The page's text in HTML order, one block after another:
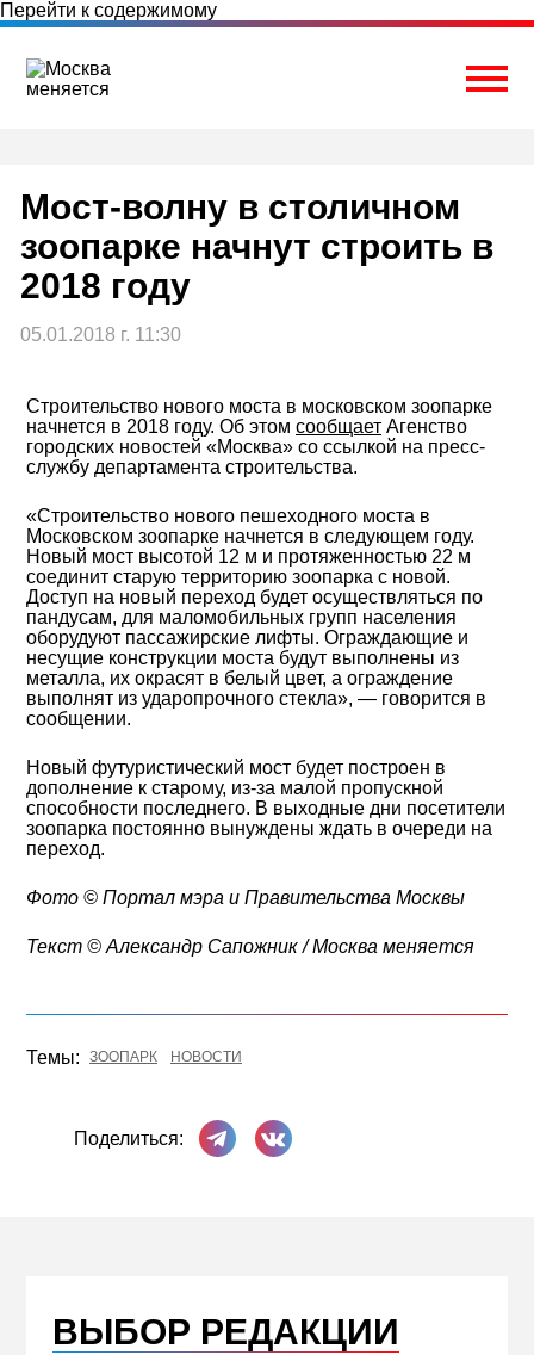
Перейти к содержимому
Мост-волну в столичном
зоопарке начнут строить в
2018 году
05.01.2018 г. 11:30
Строительство нового моста в московском зоопарке
начнется в 2018 году. Об этом сообщает Агенство
городских новостей «Москва» со ссылкой на пресс-
службу департамента строительства.
«Строительство нового пешеходного моста в
Московском зоопарке начнется в следующем году.
Новый мост высотой 12 м и протяженностью 22 м
соединит старую территорию зоопарка с новой.
Доступ на новый переход будет осуществляться по
пандусам, для маломобильных групп населения
оборудуют пассажирские лифты. Ограждающие и
несущие конструкции моста будут выполнены из
металла, их окрасят в белый цвет, а ограждение
выполнят из ударопрочного стекла», — говорится в
сообщении.
Новый футуристический мост будет построен в
дополнение к старому, из-за малой пропускной
способности последнего. В выходные дни посетители
зоопарка постоянно вынуждены ждать в очереди на
переход.
Фото © Портал мэра и Правительства Москвы
Текст © Александр Сапожник / Москва меняется
Темы: ЗООПАРК НОВОСТИ
Поделиться:
Поделиться в Телеграме
Поделиться ВКонтакте
ВЫБОР РЕДАКЦИИ